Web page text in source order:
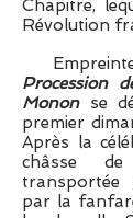
Chapitre,
Révolution
Procession
Mononse
premier
Après la
châsse
transportée
par la